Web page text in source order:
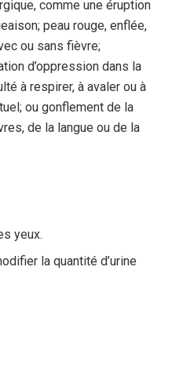
comme une éruption
peau rouge, enflée,
ou sans fièvre;
d’oppression dans la
à respirer, à avaler ou à
ou gonflement de la
de la langue ou de la
yeux.
la quantité d’urine